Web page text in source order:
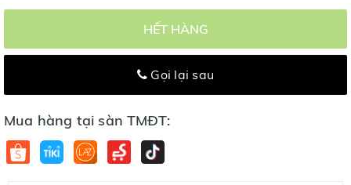
HẾT HÀNG
Gọi lại sau
Mua hàng tại sàn TMĐT: